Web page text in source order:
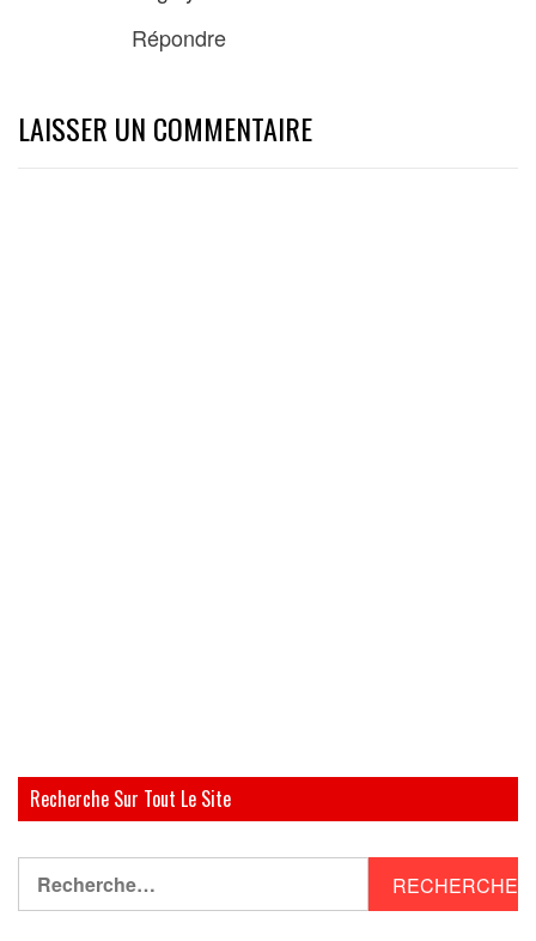
Répondre
LAISSER UN COMMENTAIRE
Recherche Sur Tout Le Site